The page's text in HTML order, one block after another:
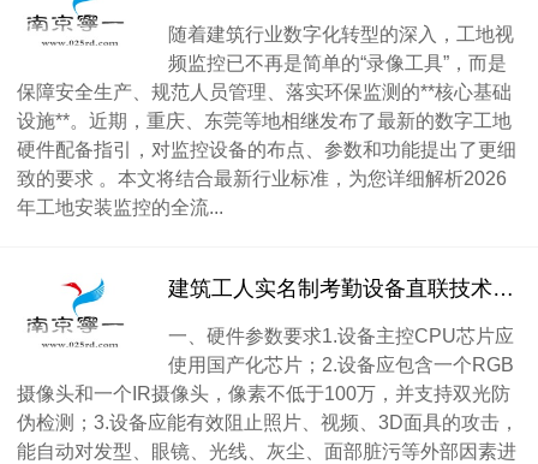
随着建筑行业数字化转型的深入，工地视
频监控已不再是简单的“录像工具”，而是
保障安全生产、规范人员管理、落实环保监测的**核心基础
设施**。近期，重庆、东莞等地相继发布了最新的数字工地
硬件配备指引，对监控设备的布点、参数和功能提出了更细
致的要求 。本文将结合最新行业标准，为您详细解析2026
年工地安装监控的全流...
建筑工人实名制考勤设备直联技术标准
一、硬件参数要求1.设备主控CPU芯片应
使用国产化芯片；2.设备应包含一个RGB
摄像头和一个IR摄像头，像素不低于100万，并支持双光防
伪检测；3.设备应能有效阻止照片、视频、3D面具的攻击，
能自动对发型、眼镜、光线、灰尘、面部脏污等外部因素进